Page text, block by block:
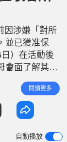
n
n
i
c
r
e
因涉嫌「對所
並已獲准保
）在活動後
會面了解其狀
專業人士照
續指，社會
目前正在處理
所暫住，目前
閱讀更多
自動播放